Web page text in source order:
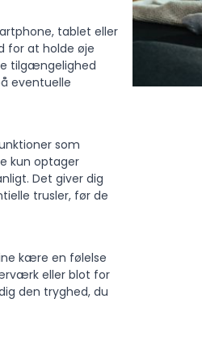
tablet eller
for at holde øje
tilgængelighed
eventuelle
som
kun optager
Det giver dig
trusler, før de
kære en følelse
eller blot for
den tryghed, du